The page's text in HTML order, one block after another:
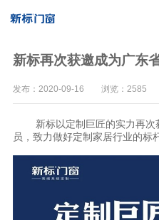
新标再次获邀成为广东
发布：2020-09-16 浏览：2585
新标以定制巨匠的实力再次
员，致力做好定制家居行业的标